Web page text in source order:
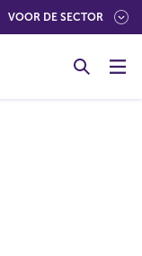
VOOR DE SECTOR